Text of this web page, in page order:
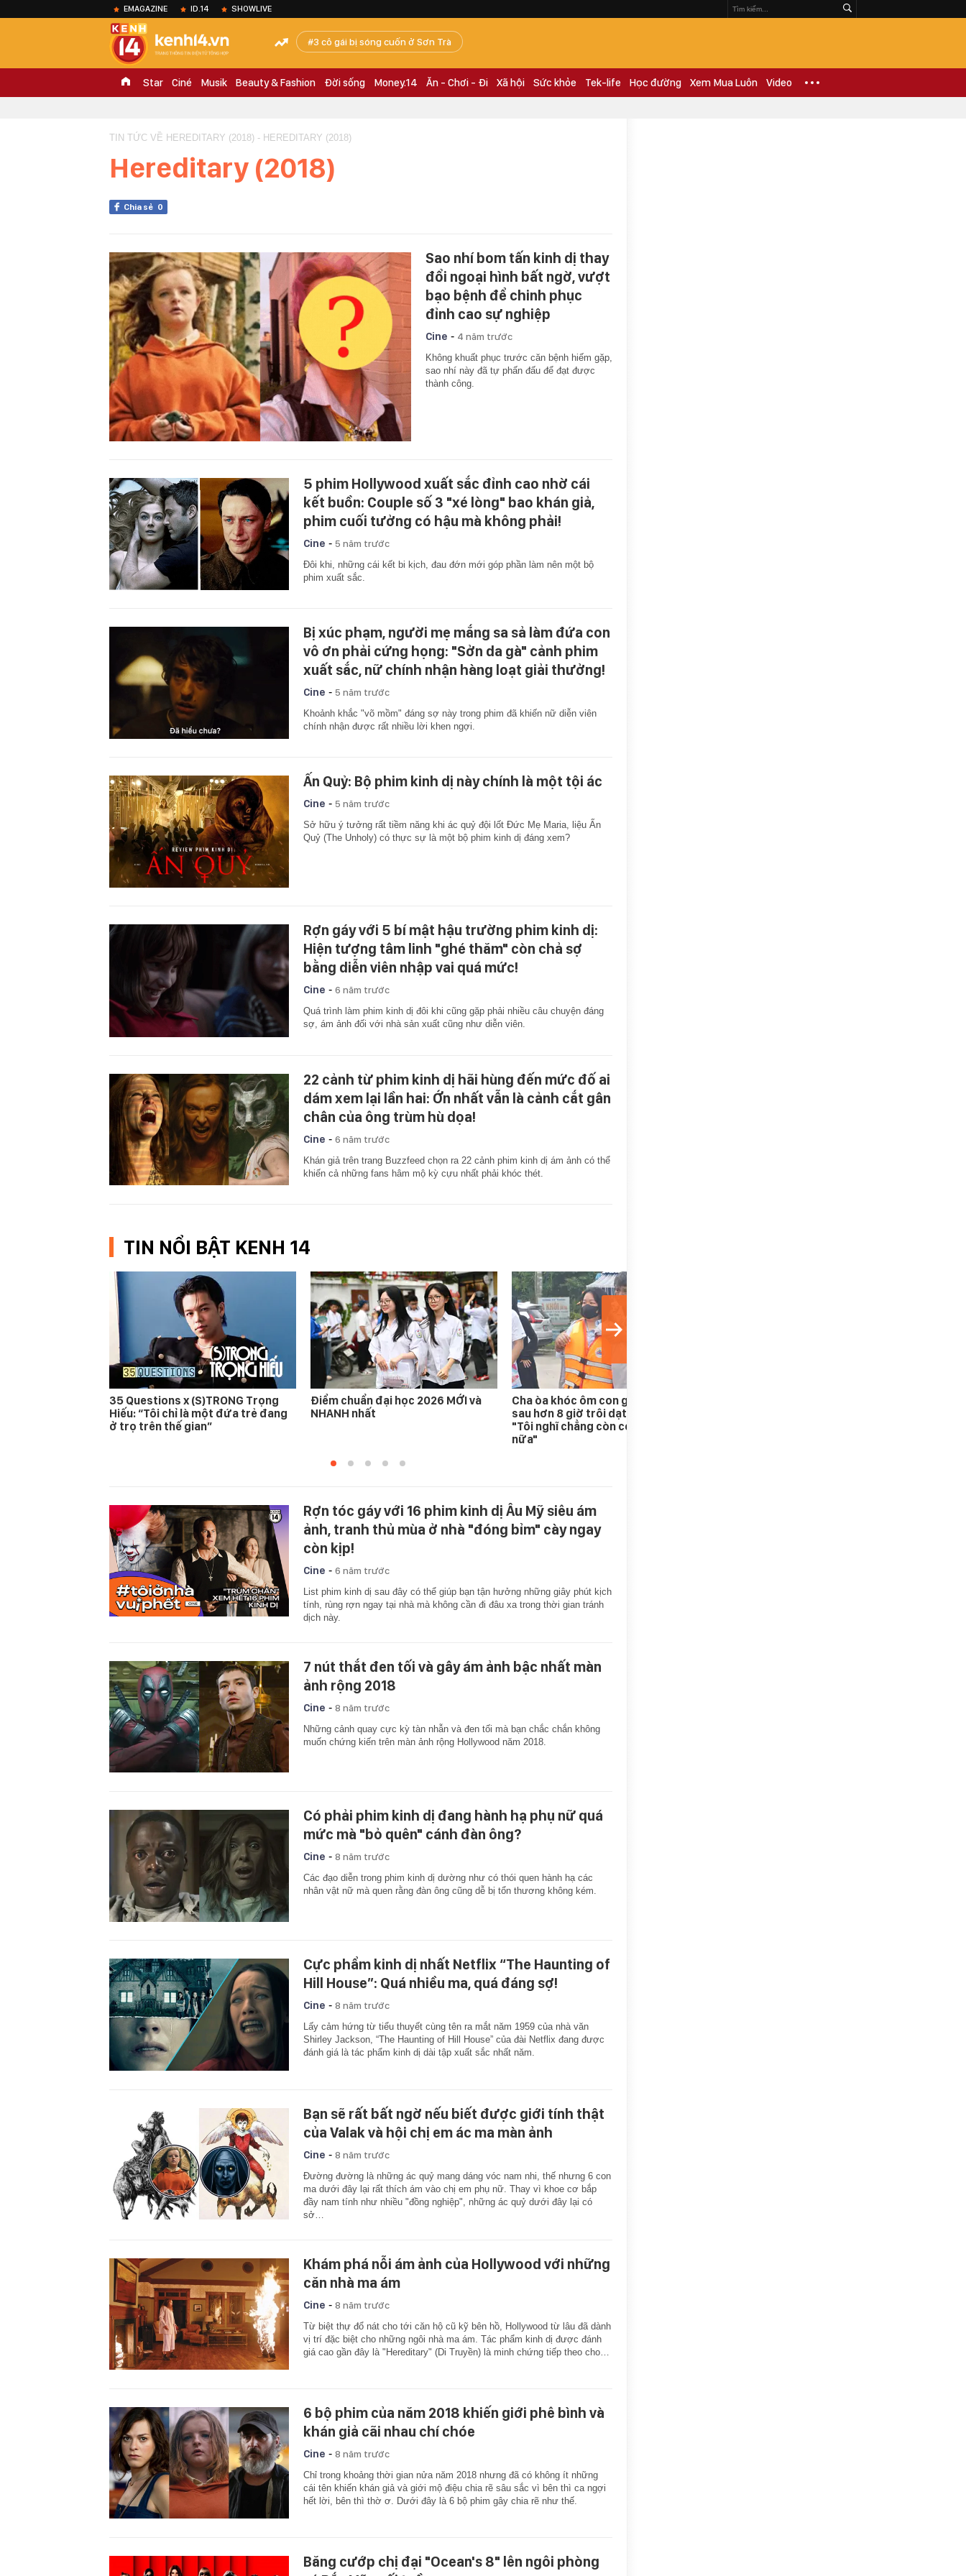
EMAGAZINE ID.14 SHOWLIVE
3 cô gái bị sóng cuốn ở Sơn Trà
Star Ciné Musik Beauty & Fashion Đời sống Money.14 Ăn - Chơi - Đi Xã hội Sức khỏe Tek-life Học đường Xem Mua Luôn Video
TIN TỨC VỀ HEREDITARY (2018) - HEREDITARY (2018)
Hereditary (2018)
Chia sẻ 0
Sao nhí bom tấn kinh dị thay
đổi ngoại hình bất ngờ, vượt
bạo bệnh để chinh phục
đỉnh cao sự nghiệp
Cine - 4 năm trước
Không khuất phục trước căn bệnh hiếm gặp,
sao nhí này đã tự phấn đấu để đạt được
thành công.
5 phim Hollywood xuất sắc đỉnh cao nhờ cái
kết buồn: Couple số 3 "xé lòng" bao khán giả,
phim cuối tưởng có hậu mà không phải!
Cine - 5 năm trước
Đôi khi, những cái kết bi kịch, đau đớn mới góp phần làm nên một bộ
phim xuất sắc.
Bị xúc phạm, người mẹ mắng sa sả làm đứa con
vô ơn phải cứng họng: "Sởn da gà" cảnh phim
xuất sắc, nữ chính nhận hàng loạt giải thưởng!
Cine - 5 năm trước
Khoảnh khắc "võ mồm" đáng sợ này trong phim đã khiến nữ diễn viên
chính nhận được rất nhiều lời khen ngợi.
Ấn Quỷ: Bộ phim kinh dị này chính là một tội ác
Cine - 5 năm trước
Sở hữu ý tưởng rất tiềm năng khi ác quỷ đội lốt Đức Mẹ Maria, liệu Ấn
Quỷ (The Unholy) có thực sự là một bộ phim kinh dị đáng xem?
Rợn gáy với 5 bí mật hậu trường phim kinh dị:
Hiện tượng tâm linh "ghé thăm" còn chả sợ
bằng diễn viên nhập vai quá mức!
Cine - 6 năm trước
Quá trình làm phim kinh dị đôi khi cũng gặp phải nhiều câu chuyện đáng
sợ, ám ảnh đối với nhà sản xuất cũng như diễn viên.
22 cảnh từ phim kinh dị hãi hùng đến mức đố ai
dám xem lại lần hai: Ớn nhất vẫn là cảnh cắt gân
chân của ông trùm hù dọa!
Cine - 6 năm trước
Khán giả trên trang Buzzfeed chọn ra 22 cảnh phim kinh dị ám ảnh có thể
khiến cả những fans hâm mộ kỳ cựu nhất phải khóc thét.
TIN NỔI BẬT KENH 14
35 Questions x (S)TRONG Trọng
Hiếu: “Tôi chỉ là một đứa trẻ đang
ở trọ trên thế gian”
Điểm chuẩn đại học 2026 MỚI và
NHANH nhất
Cha òa khóc ôm con gái sống sót
sau hơn 8 giờ trôi dạt trên biển:
"Tôi nghĩ chẳng còn cơ hội nào
nữa"
Rợn tóc gáy với 16 phim kinh dị Âu Mỹ siêu ám
ảnh, tranh thủ mùa ở nhà "đóng bỉm" cày ngay
còn kịp!
Cine - 6 năm trước
List phim kinh dị sau đây có thể giúp bạn tận hưởng những giây phút kịch
tính, rùng rợn ngay tại nhà mà không cần đi đâu xa trong thời gian tránh
dịch này.
7 nút thắt đen tối và gây ám ảnh bậc nhất màn
ảnh rộng 2018
Cine - 8 năm trước
Những cảnh quay cực kỳ tàn nhẫn và đen tối mà bạn chắc chắn không
muốn chứng kiến trên màn ảnh rộng Hollywood năm 2018.
Có phải phim kinh dị đang hành hạ phụ nữ quá
mức mà "bỏ quên" cánh đàn ông?
Cine - 8 năm trước
Các đạo diễn trong phim kinh dị dường như có thói quen hành hạ các
nhân vật nữ mà quen rằng đàn ông cũng dễ bị tổn thương không kém.
Cực phẩm kinh dị nhất Netflix “The Haunting of
Hill House”: Quá nhiều ma, quá đáng sợ!
Cine - 8 năm trước
Lấy cảm hứng từ tiểu thuyết cùng tên ra mắt năm 1959 của nhà văn
Shirley Jackson, “The Haunting of Hill House” của đài Netflix đang được
đánh giá là tác phẩm kinh dị dài tập xuất sắc nhất năm.
Bạn sẽ rất bất ngờ nếu biết được giới tính thật
của Valak và hội chị em ác ma màn ảnh
Cine - 8 năm trước
Đường đường là những ác quỷ mang dáng vóc nam nhi, thế nhưng 6 con
ma dưới đây lại rất thích ám vào chị em phụ nữ. Thay vì khoe cơ bắp
đầy nam tính như nhiều "đồng nghiệp", những ác quỷ dưới đây lại có
sở…
Khám phá nỗi ám ảnh của Hollywood với những
căn nhà ma ám
Cine - 8 năm trước
Từ biệt thự đổ nát cho tới căn hộ cũ kỹ bên hồ, Hollywood từ lâu đã dành
vị trí đặc biệt cho những ngôi nhà ma ám. Tác phẩm kinh dị được đánh
giá cao gần đây là "Hereditary" (Di Truyền) là minh chứng tiếp theo cho…
6 bộ phim của năm 2018 khiến giới phê bình và
khán giả cãi nhau chí chóe
Cine - 8 năm trước
Chỉ trong khoảng thời gian nửa năm 2018 nhưng đã có không ít những
cái tên khiến khán giả và giới mộ điệu chia rẽ sâu sắc vì bên thì ca ngợi
hết lời, bên thì thờ ơ. Dưới đây là 6 bộ phim gây chia rẽ như thế.
Băng cướp chị đại "Ocean's 8" lên ngôi phòng